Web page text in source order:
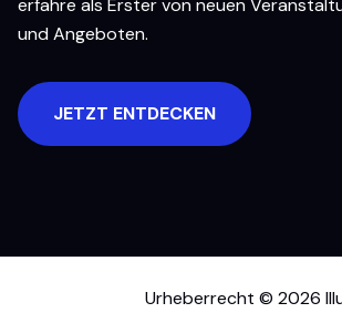
erfahre als Erster von neuen
und Angeboten.
JETZT ENTDECKEN
Urheberrecht © 2026